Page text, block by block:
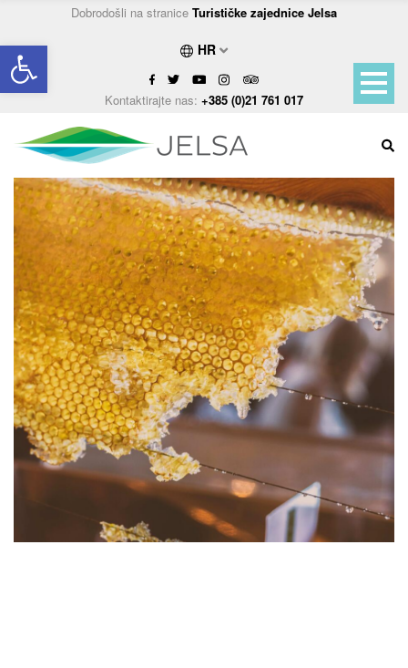
Open toolbar
Dobrodošli na stranice Turističke zajednice Jelsa
HR
Kontaktirajte nas: +385 (0)21 761 017